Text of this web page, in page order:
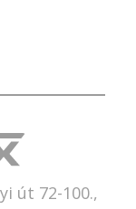
út 72-100.,